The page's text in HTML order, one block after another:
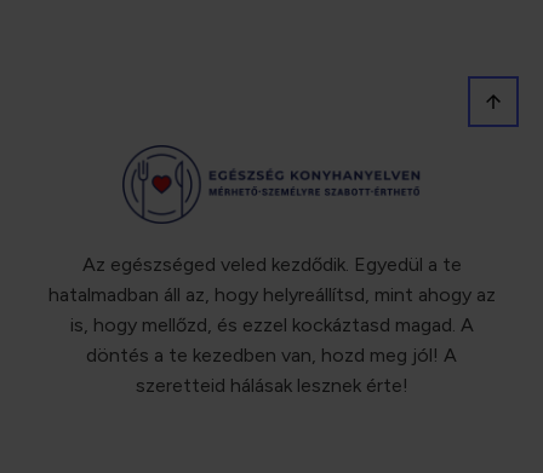
Az egészséged veled kezdődik. Egyedül a te
hatalmadban áll az, hogy helyreállítsd, mint ahogy az
is, hogy mellőzd, és ezzel kockáztasd magad. A
döntés a te kezedben van, hozd meg jól! A
szeretteid hálásak lesznek érte!